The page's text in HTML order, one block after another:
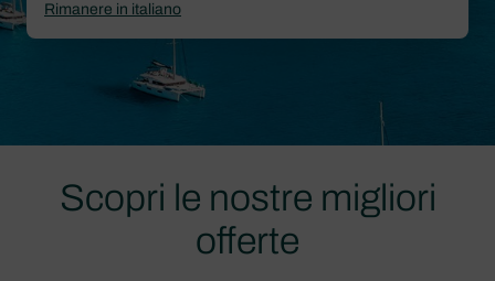
Scopri le nostre migliori
offerte
Rimanere in italiano